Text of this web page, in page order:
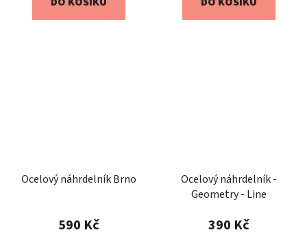
Ocelový náhrdelník Brno
590 Kč
Ocelový náhrdelník -
Geometry - Line
390 Kč